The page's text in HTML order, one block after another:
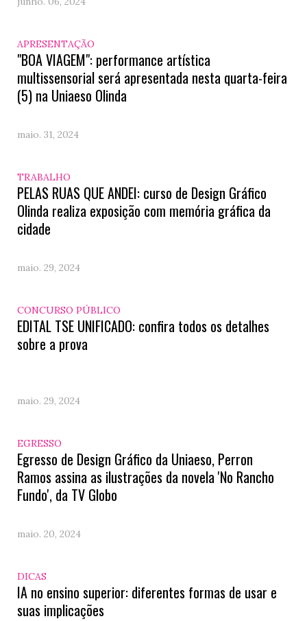
APRESENTAÇÃO
"BOA VIAGEM": performance artística
multissensorial será apresentada nesta quarta-feira
(5) na Uniaeso Olinda
maio. 31, 2024
TRABALHO
PELAS RUAS QUE ANDEI: curso de Design Gráfico
Olinda realiza exposição com memória gráfica da
cidade
maio. 29, 2024
CONCURSO PÚBLICO
EDITAL TSE UNIFICADO: confira todos os detalhes
sobre a prova
maio. 29, 2024
EGRESSO
Egresso de Design Gráfico da Uniaeso, Perron
Ramos assina as ilustrações da novela 'No Rancho
Fundo', da TV Globo
maio. 20, 2024
DICAS
IA no ensino superior: diferentes formas de usar e
suas implicações